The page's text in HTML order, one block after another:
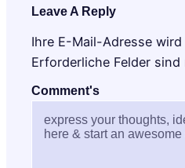
Leave A Reply
Ihre E-Mail-Adresse
Erforderliche Felder sind
Comment's